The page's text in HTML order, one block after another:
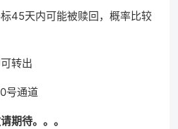
45天内可能被赎回，概率比较
转出
号通道
期待。。。